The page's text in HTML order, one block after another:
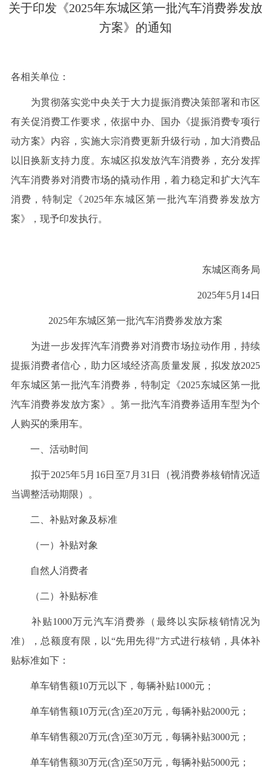
关于印发《2025年东城区第一批汽车消费券发放
方案》的通知
各相关单位：
为贯彻落实党中央关于大力提振消费决策部署和市区
有关促消费工作要求，依据中办、国办《提振消费专项行
动方案》内容，实施大宗消费更新升级行动，加大消费品
以旧换新支持力度。东城区拟发放汽车消费券，充分发挥
汽车消费券对消费市场的撬动作用，着力稳定和扩大汽车
消费，特制定《2025年东城区第一批汽车消费券发放方
案》，现予印发执行。
东城区商务局
2025年5月14日
2025年东城区第一批汽车消费券发放方案
为进一步发挥汽车消费券对消费市场拉动作用，持续
提振消费者信心，助力区域经济高质量发展，拟发放2025
年东城区第一批汽车消费券，特制定《2025东城区第一批
汽车消费券发放方案》。第一批汽车消费券适用车型为个
人购买的乘用车。
一、活动时间
拟于2025年5月16日至7月31日（视消费券核销情况适
当调整活动期限）。
二、补贴对象及标准
（一）补贴对象
自然人消费者
（二）补贴标准
补贴1000万元汽车消费券（最终以实际核销情况为
准），总额度有限，以“先用先得”方式进行核销，具体补
贴标准如下：
单车销售额10万元以下，每辆补贴1000元；
单车销售额10万元(含)至20万元，每辆补贴2000元；
单车销售额20万元(含)至30万元，每辆补贴3000元；
单车销售额30万元(含)至50万元，每辆补贴5000元；